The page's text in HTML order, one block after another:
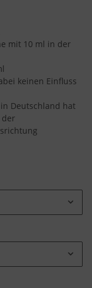
mit 10 ml in der
keinen Einfluss
Deutschland hat